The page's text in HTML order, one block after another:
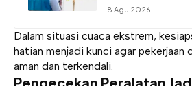
8 Agu 2026
Dalam situasi cuaca ekstrem,
hatian menjadi kunci agar pekerjaan
aman dan terkendali.
Pengecekan Peralatan